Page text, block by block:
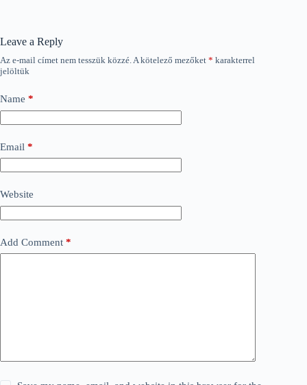
Leave a Reply
Az e-mail címet nem tesszük közzé.A kötelező mezőket * karakterrel
jelöltük
Name *
Email *
Website
Add Comment *